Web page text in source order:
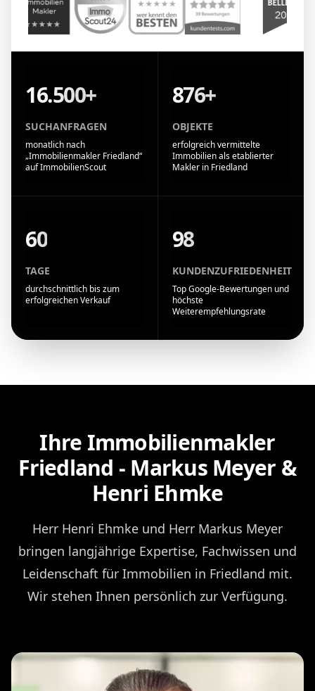
16.500+
SUCHANFRAGEN
monatlich nach
„Immobilienmakler Friedland“
auf ImmobilienScout
876+
OBJEKTE
erfolgreich vermittelte
Immobilien als etablierter
Makler in Friedland
60
TAGE
durchschnittlich bis zum
erfolgreichen Verkauf
98
KUNDENZUFRIEDENHEIT
Top Google-Bewertungen und
höchste
Weiterempfehlungsrate
Ihre Immobilienmakler
Friedland - Markus Meyer &
Henri Ehmke
Herr Henri Ehmke und Herr Markus Meyer
bringen langjährige Expertise, Fachwissen und
Leidenschaft für Immobilien in Friedland mit.
Wir stehen Ihnen persönlich zur Verfügung.